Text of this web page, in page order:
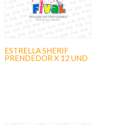
ESTRELLA SHERIF
PRENDEDOR X 12 UND